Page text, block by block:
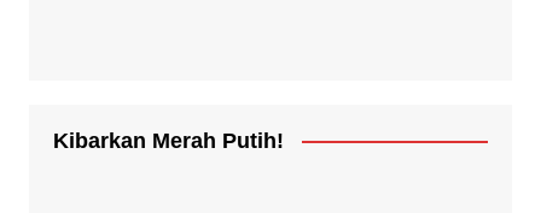
Kibarkan Merah Putih!